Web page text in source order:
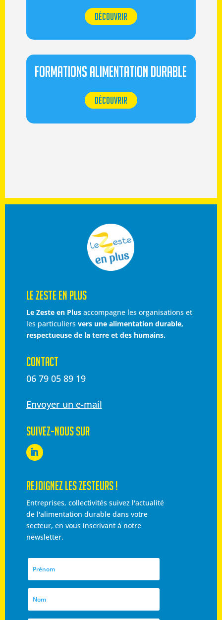
DÉCOUVRIR
FORMATIONS ALIMENTATION DURABLE
DÉCOUVRIR
LE ZESTE EN PLUS
Le Zeste en Plusaccompagne les organisations et
les particuliers vers une alimentation durable,
respectueuse de la terre et des humains.
CONTACT
06 79 05 89 19
Envoyer un e-mail
SUIVEZ-NOUS SUR
REJOIGNEZ LES ZESTEURS !
Entreprises, collectivités suivez l'actualité
de l'alimentation durable dans votre
secteur, en vous inscrivant à notre
newsletter.